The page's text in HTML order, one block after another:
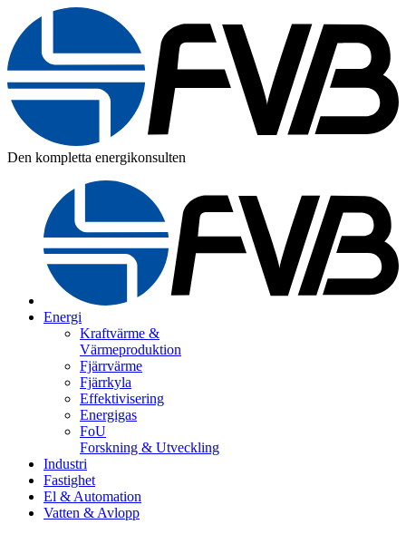
Den kompletta energikonsulten
Energi
Kraftvärme &
Värmeproduktion
Fjärrvärme
Fjärrkyla
Effektivisering
Energigas
FoU
Forskning & Utveckling
Industri
Fastighet
El & Automation
Vatten & Avlopp